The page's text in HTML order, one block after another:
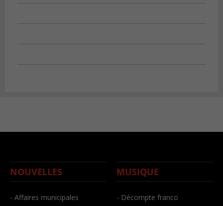
NOUVELLES
- Affaires municipales
MUSIQUE
- Décompte franco